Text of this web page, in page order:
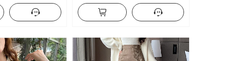
Élégance
pour les femmes
Longueur mi-longue Robe